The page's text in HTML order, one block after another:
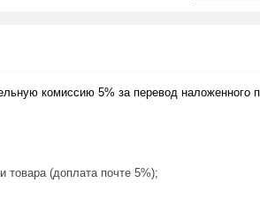
комиссию 5% за перевод
товара (доплата почте 5%);